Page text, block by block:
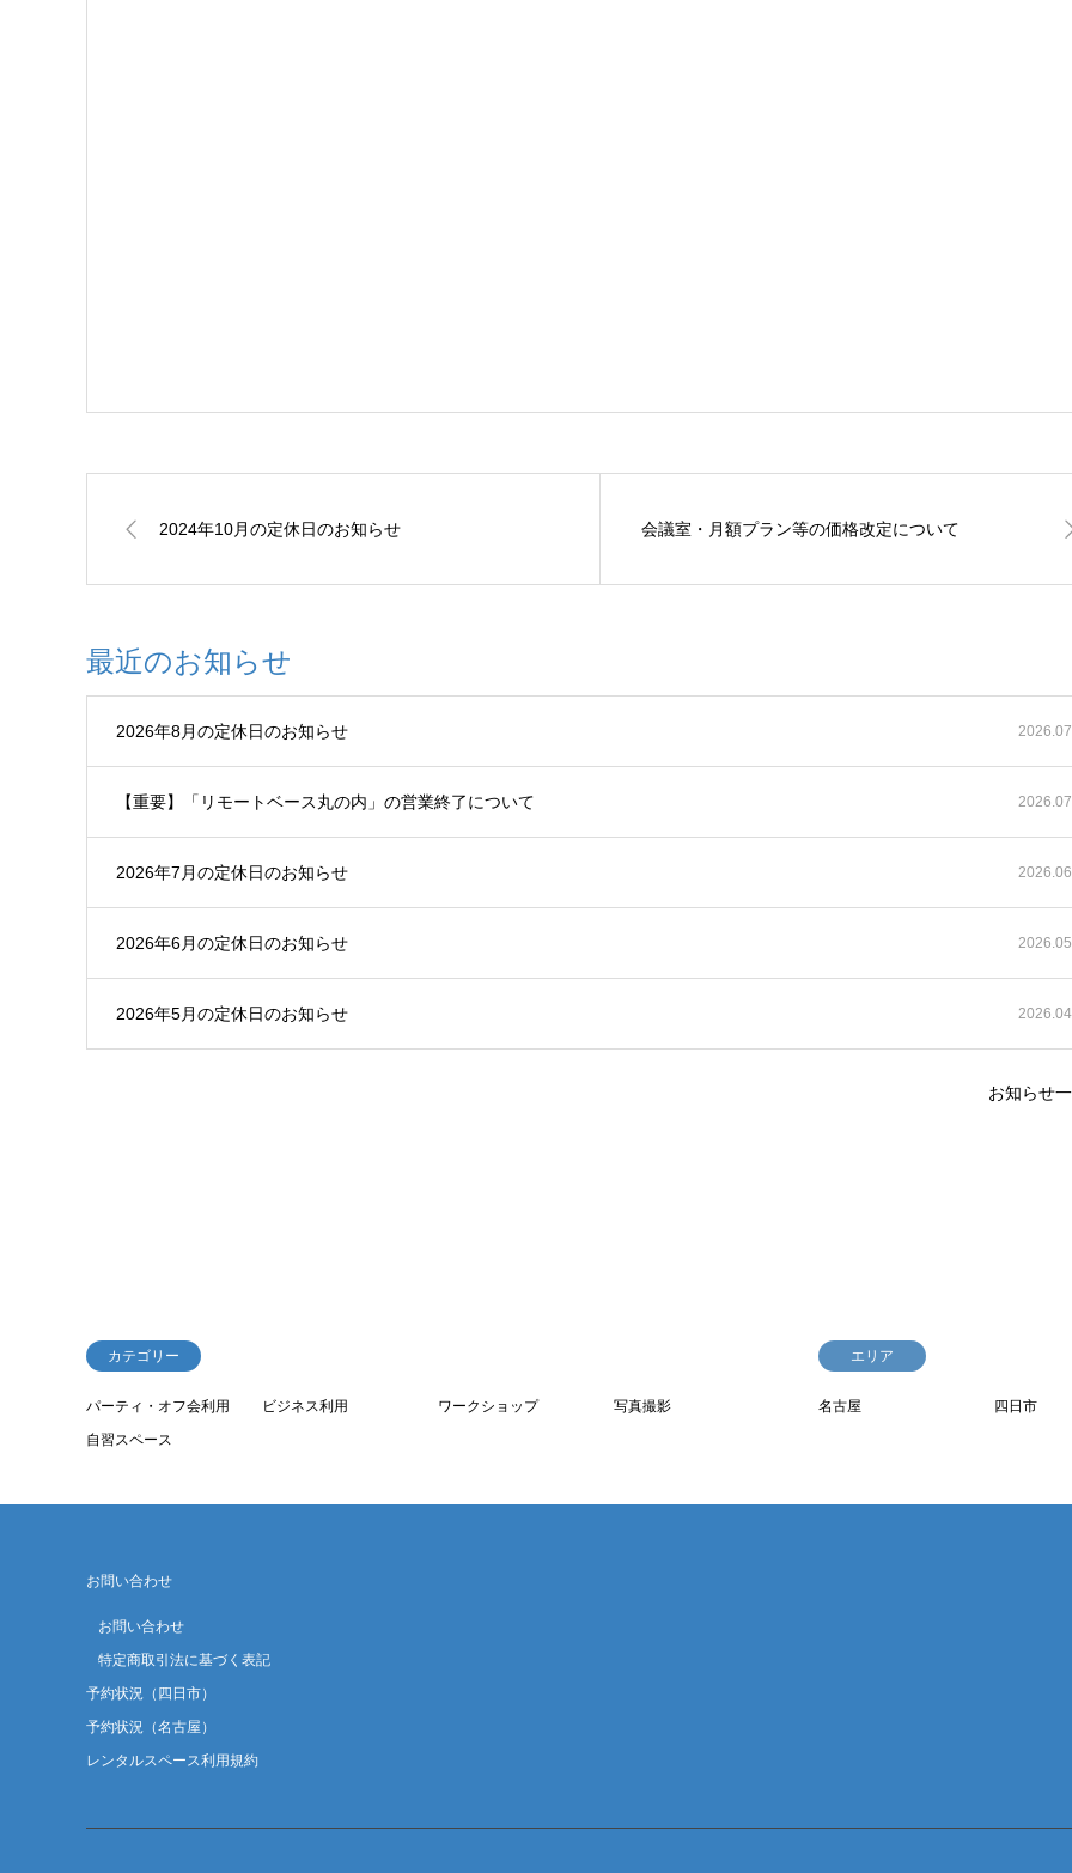
2024年10月の定休日のお知らせ 会議室・月額プラン等の価格改定について
最近のお知らせ
2026年8月の定休日のお知らせ
【重要】「リモートベース丸の内」の営業終了について
2026年7月の定休日のお知らせ
2026年6月の定休日のお知らせ
2026年5月の定休日のお知らせ
お知らせ
カテゴリー
パーティ・オフ会利用 ビジネス利用 ワークショップ
写真撮影
自習スペース
エリア
名古屋 四日市
お問い合わせ
お問い合わせ
特定商取引法に基づく表記
予約状況（四日市）
予約状況（名古屋）
レンタルスペース利用規約